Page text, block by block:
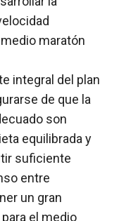
maratón
integral del plan
de que la
son
equilibrada y
suficiente
entre
un gran
el medio